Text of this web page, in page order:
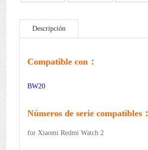
Descripción
Compatible con：
BW20
Números de serie compatibles：
for Xiaomi Redmi Watch 2